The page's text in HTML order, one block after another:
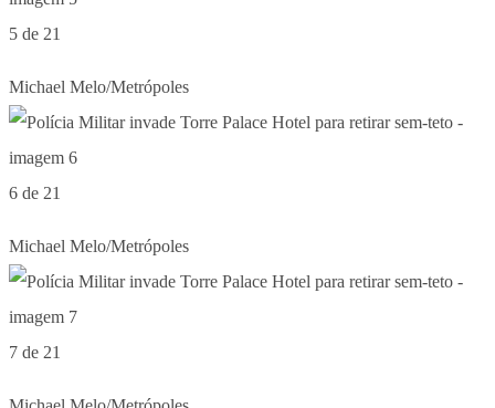
5 de 21
Michael Melo/Metrópoles
6 de 21
Michael Melo/Metrópoles
7 de 21